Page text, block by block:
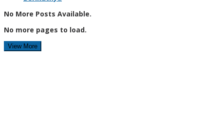
No More Posts Available.
No more pages to load.
View More